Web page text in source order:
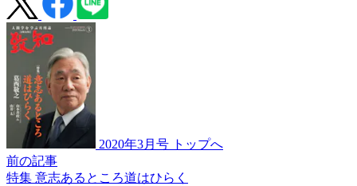
2020年3月号 トップへ
前の記事
特集 意志あるところ道はひらく